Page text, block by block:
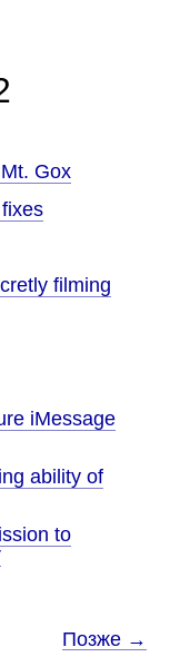
Gox
filming
iMessage
ability of
to
Позже →